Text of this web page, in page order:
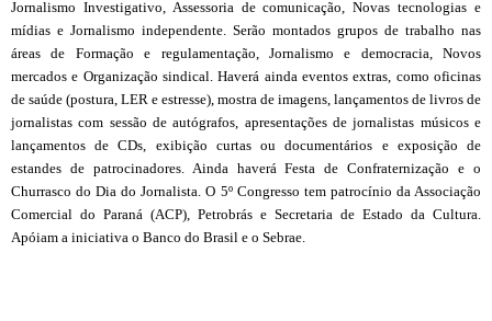
Jornalismo Investigativo, Assessoria de comunicação , Novas tecnologias e
mídias e Jornalismo independente. Serão montados grupos de trabalho nas
áreas de Formação e regulamentação, Jornalismo e democracia, Novos
mercados e Organização sindical. Haverá ainda eventos extras, como oficinas
de saúde (postura, LER e estresse), mostra de imagens, lançamentos de livros de
jornalistas com sessão de autógrafos, apresentações de jornalistas músicos e
lançamentos de CDs, exibição curtas ou documentários e exposição de
estandes de patrocinadores. Ainda haverá Festa de Confraternização e o
Churrasco do Dia do Jornalista. O 5º Congresso tem patrocínio da Associação
Comercial do Paraná (ACP), Petrobrás e Secretaria de Estado da Cultura.
Apóiam a iniciativa o Banco do Brasil e o Sebrae.